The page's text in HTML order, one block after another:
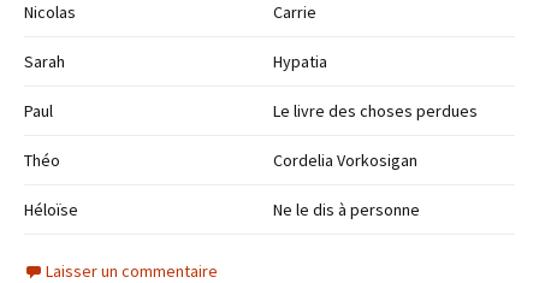
Nicolas Carrie
Sarah Hypatia
Paul Le livre des choses perdues
Théo Cordelia Vorkosigan
Héloïse Ne le dis à personne
Laisser un commentaire